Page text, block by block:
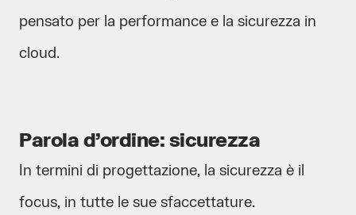
pensato per la performance e la sicurezza in
cloud.
Parola d’ordine: sicurezza
In termini di progettazione, la sicurezza è il
focus, in tutte le sue sfaccettature.